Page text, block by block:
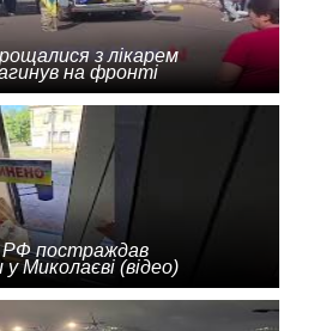
з лікарем
на фронті
РФ постраждав
Миколаєві (відео)